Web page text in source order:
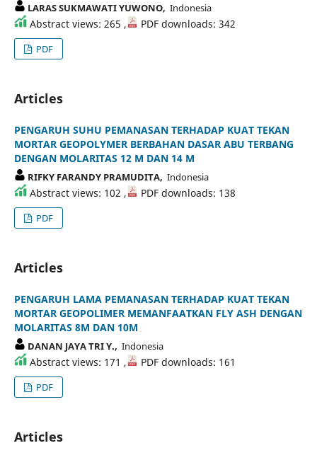
LARAS SUKMAWATI YUWONO, Indonesia
Abstract views: 265 , PDF downloads: 342
PDF
Articles
PENGARUH SUHU PEMANASAN TERHADAP KUAT TEKAN
MORTAR GEOPOLYMER BERBAHAN DASAR ABU TERBANG
DENGAN MOLARITAS 12 M DAN 14 M
RIFKY FARANDY PRAMUDITA, Indonesia
Abstract views: 102 , PDF downloads: 138
PDF
Articles
PENGARUH LAMA PEMANASAN TERHADAP KUAT TEKAN
MORTAR GEOPOLIMER MEMANFAATKAN FLY ASH DENGAN
MOLARITAS 8M DAN 10M
DANAN JAYA TRI Y., Indonesia
Abstract views: 171 , PDF downloads: 161
PDF
Articles